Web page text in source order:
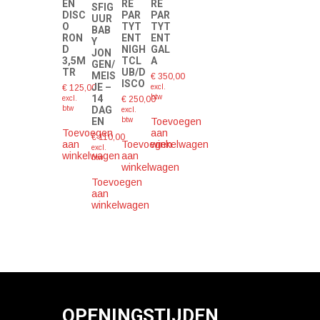
EN
DISC
O
RON
D
3,5M
TR
€ 125,00
excl.
btw
Toevoegen
aan
winkelwagen
SFIG
UUR
BAB
Y
JON
GEN/
MEIS
JE –
14
DAG
EN
€110,00
excl.
btw
Toevoegen
aan
winkelwagen
RE
PAR
TYT
ENT
NIGH
TCL
UB/D
ISCO
€250,00
excl.
btw
Toevoegen
aan
winkelwagen
RE
PAR
TYT
ENT
GAL
A
€ 350,00
excl.
btw
Toevoegen
aan
winkelwagen
OPENINGSTIJDEN